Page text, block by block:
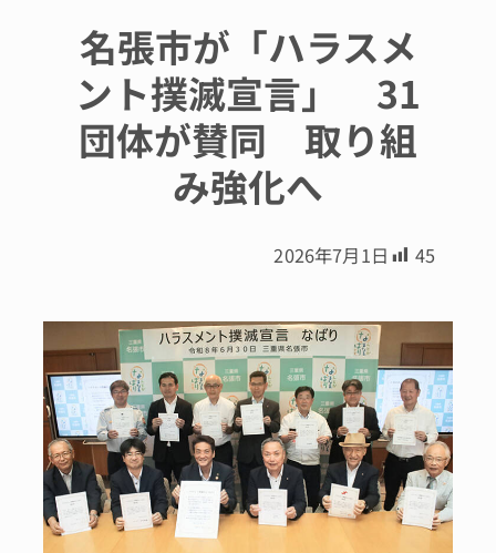
名張市が「ハラスメ
ント撲滅宣言」 31
団体が賛同 取り組
み強化へ
2026年7月1日 45